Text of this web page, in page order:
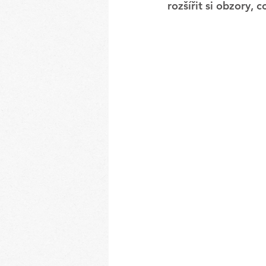
rozšířit si obzory,